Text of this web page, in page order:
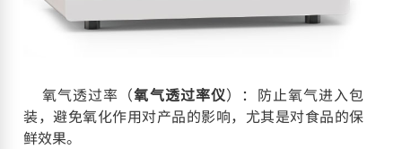
氧气透过率（氧气透过率仪）：防止氧气进入包
装，避免氧化作用对产品的影响，尤其是对食品的保
鲜效果。